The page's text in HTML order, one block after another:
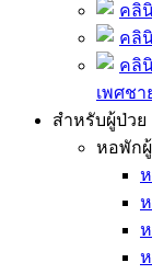
คลิ
คลิ
คลิ
เพศชา
สำหรับผู้ป่วย
หอพัก